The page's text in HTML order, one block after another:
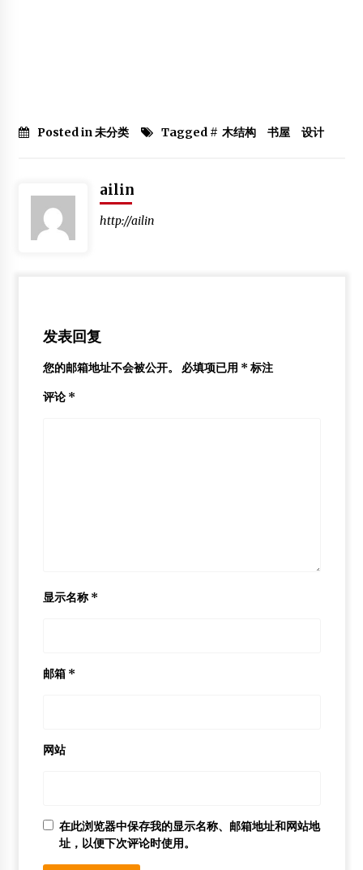
Posted in 未分类 Tagged # 木结构 书屋 设计
ailin
http://ailin
发表回复
您的邮箱地址不会被公开。 必填项已用 * 标注
评论 *
显示名称 *
邮箱 *
网站
在此浏览器中保存我的显示名称、邮箱地址和网站地
址，以便下次评论时使用。